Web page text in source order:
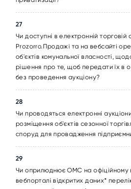
27
Чи доступні в електронній торговій
Prozorro.Продажі та на вебсайті
об'єктів комунальної власності,
рішення про те, щоб передати їх в
без проведення аукціону?
28
Чи проводяться електронні
розміщення об'єктів сезонної
споруд для провадження
29
Чи оприлюднює ОМС на офіційному
вебпорталі відкритих даних*